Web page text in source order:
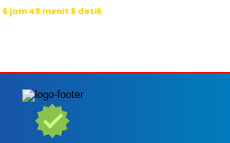
6 jam 49 menit 6 detik